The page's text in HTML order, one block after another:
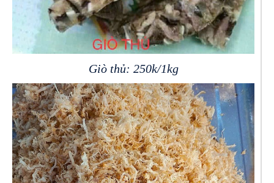
Giò thủ: 250k/1kg